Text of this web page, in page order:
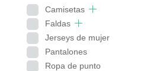
Camisetas
Faldas
Jerseys de mujer
Pantalones
Ropa de punto